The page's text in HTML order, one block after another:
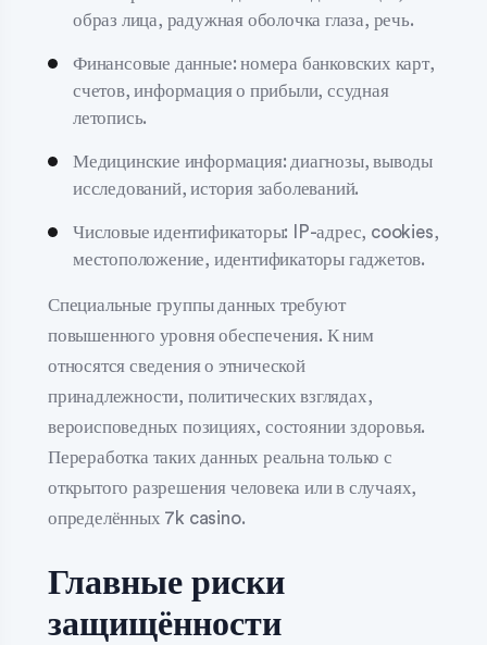
образ лица, радужная оболочка глаза, речь.
Финансовые данные: номера банковских карт,
счетов, информация о прибыли, ссудная
летопись.
Медицинские информация: диагнозы, выводы
исследований, история заболеваний.
Числовые идентификаторы: IP-адрес, cookies,
местоположение, идентификаторы гаджетов.
Специальные группы данных требуют
повышенного уровня обеспечения. К ним
относятся сведения о этнической
принадлежности, политических взглядах,
вероисповедных позициях, состоянии здоровья.
Переработка таких данных реальна только с
открытого разрешения человека или в случаях,
определённых 7k casino.
Главные риски
защищённости